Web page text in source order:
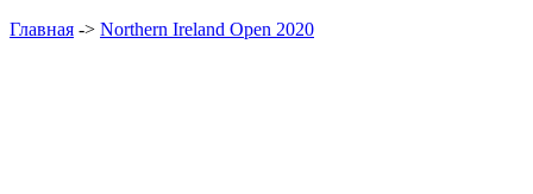
Главная -> Northern Ireland Open 2020